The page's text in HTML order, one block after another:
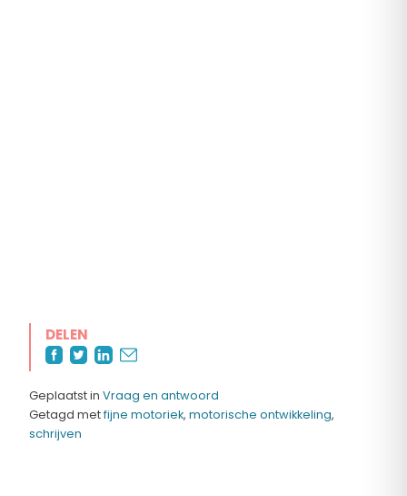
DELEN
Geplaatst in Vraag en antwoord
Getagd metfijne motoriek, motorische ontwikkeling,
schrijven